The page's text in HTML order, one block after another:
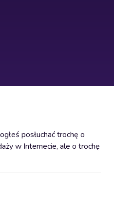
posłuchać trochę o
w Internecie, ale o trochę